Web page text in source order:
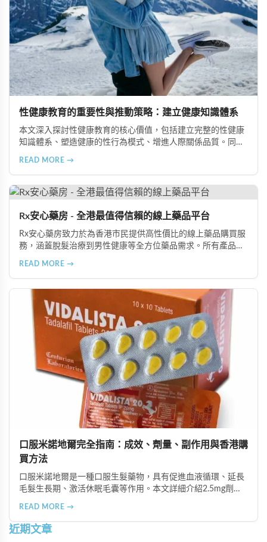
性健康教育的重要性與推動策略：建立健康知識體系
本文深入探討性健康教育的核心價值，包括建立完整的性健康
知識體系、塑造健康的性行為模式、增進人際關係品質。同時
READ MORE →
Rx安心藥房 - 全港最值得信賴的線上藥品平台
Rx安心藥房致力於為香港市民提供高性價比的線上藥品購買服
務，涵蓋脫髮治療到男性健康等全方位藥品需求。所有產品均
READ MORE →
口服米諾地爾完全指南：成效、劑量、副作用與香港購
買方法
口服米諾地爾是一種口服生髮藥物，具有促進血液循環、延長
毛髮生長期、激活休眠毛囊等作用。本文詳細介紹2.5mg劑量
購買方法，並提供真實用戶經驗分享。
READ MORE →
近期文章